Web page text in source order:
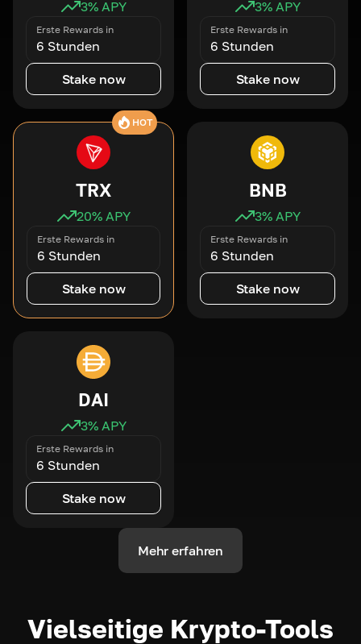
3% APY
Erste Rewards in
6 Stunden
Stake now
3% APY
Erste Rewards in
6 Stunden
Stake now
HOT
TRX
20% APY
Erste Rewards in
6 Stunden
Stake now
BNB
3% APY
Erste Rewards in
6 Stunden
Stake now
DAI
3% APY
Erste Rewards in
6 Stunden
Stake now
Mehr erfahren
Vielseitige Krypto-Tools